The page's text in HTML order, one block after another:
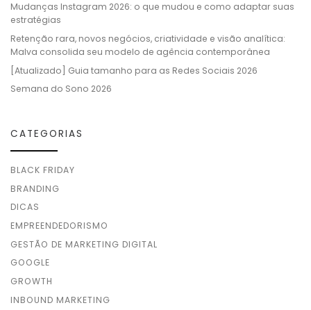
Mudanças Instagram 2026: o que mudou e como adaptar suas
estratégias
Retenção rara, novos negócios, criatividade e visão analítica:
Malva consolida seu modelo de agência contemporânea
[Atualizado] Guia tamanho para as Redes Sociais 2026
Semana do Sono 2026
CATEGORIAS
BLACK FRIDAY
BRANDING
DICAS
EMPREENDEDORISMO
GESTÃO DE MARKETING DIGITAL
GOOGLE
GROWTH
INBOUND MARKETING